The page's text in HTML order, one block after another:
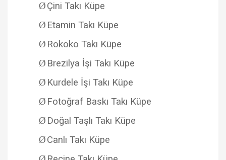
ØÇini Takı Küpe
Ø Etamin Takı Küpe
Ø Rokoko Takı Küpe
Ø Brezilya İşi Takı Küpe
Ø Kurdele İşi Takı Küpe
Ø Fotoğraf Baskı Takı Küpe
Ø Doğal Taşlı Takı Küpe
ØCanlı Takı Küpe